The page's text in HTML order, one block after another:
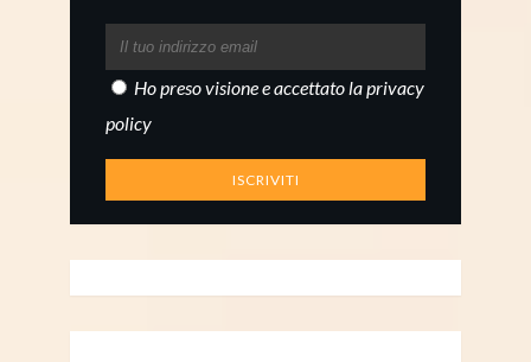
Ho preso visione e accettato laprivacy
policy